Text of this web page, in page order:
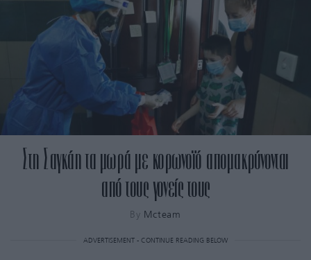
Στη Σαγκάη τα μωρά με κορωνοϊό απομακρύνονται
από τους γονείς τους
By Mcteam
ADVERTISEMENT - CONTINUE READING BELOW